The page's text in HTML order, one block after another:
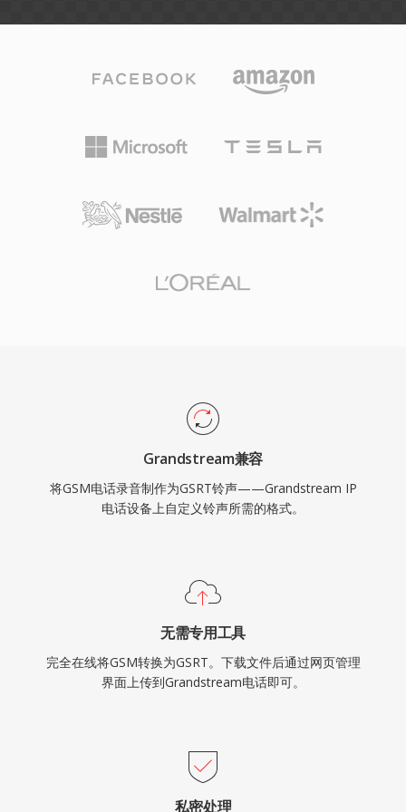
Grandstream兼容
将GSM电话录音制作为GSRT铃声——Grandstream IP
电话设备上自定义铃声所需的格式。
无需专用工具
完全在线将GSM转换为GSRT。下载文件后通过网页管理
界面上传到Grandstream电话即可。
私密处理